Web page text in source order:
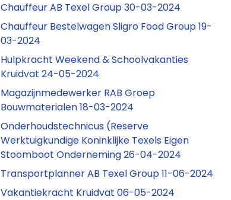
Chauffeur AB Texel Group 30-03-2024
Chauffeur Bestelwagen Sligro Food Group 19-
03-2024
Hulpkracht Weekend & Schoolvakanties
Kruidvat 24-05-2024
Magazijnmedewerker RAB Groep
Bouwmaterialen 18-03-2024
Onderhoudstechnicus (Reserve
Werktuigkundige Koninklijke Texels Eigen
Stoomboot Onderneming 26-04-2024
Transportplanner AB Texel Group 11-06-2024
Vakantiekracht Kruidvat 06-05-2024